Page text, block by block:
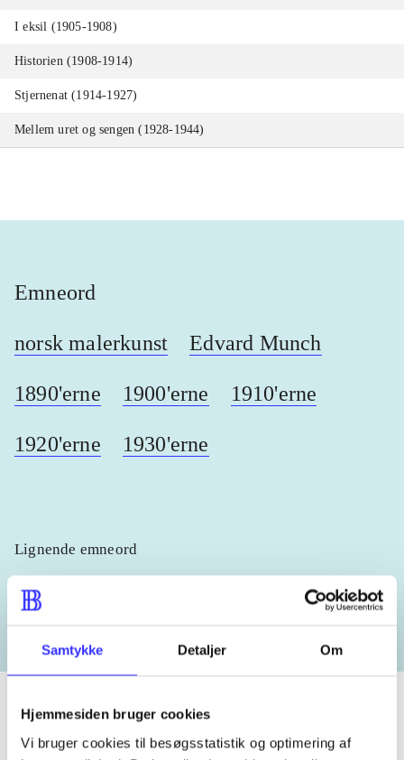
Samtykke Detaljer Om
Hjemmesiden bruger cookies
Vi bruger cookies til besøgsstatistik og optimering af
I eksil (1905-1908)
Historien (1908-1914)
Stjernenat (1914-1927)
Mellem uret og sengen (1928-1944)
Emneord
norsk malerkunst Edvard Munch
1890'erne 1900'erne 1910'erne
1920'erne 1930'erne
Lignende emneord
heste hestesygdomme vokal